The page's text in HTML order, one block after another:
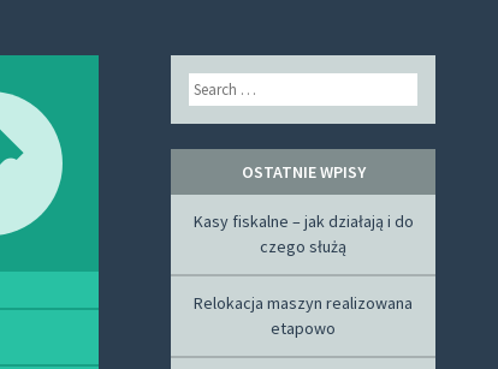
Search
OSTATNIE WPISY
Kasy fiskalne – jak działają i do
czego służą
Relokacja maszyn realizowana
etapowo